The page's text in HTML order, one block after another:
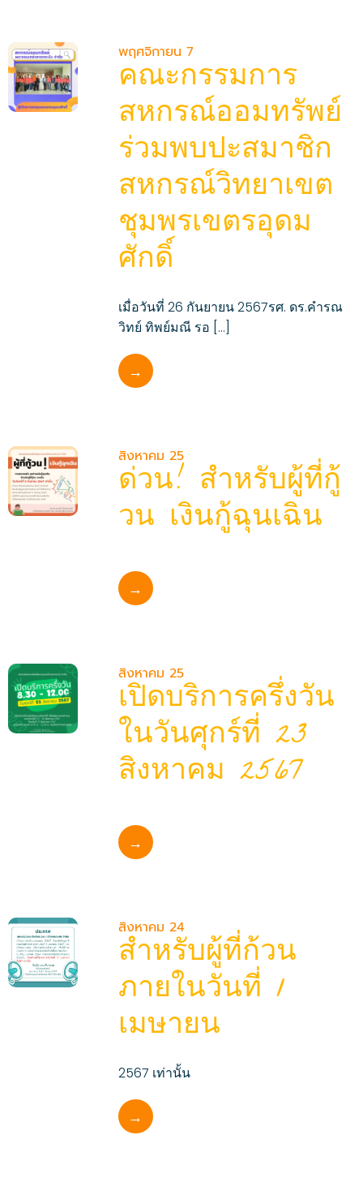
พฤศจิกายน 7
คณะกรรมการ
สหกรณ์ออมทรัพย์
ร่วมพบปะสมาชิก
สหกรณ์วิทยาเขต
ชุมพรเขตรอุดม
ศักดิ์
เมื่อวันที่ 26 กันยายน 2567รศ. ดร.คำรณ
วิทย์ ทิพย์มณี รอ […]
→
สิงหาคม 25
ด่วน! สำหรับผู้ที่กู้
วน เงินกู้ฉุนเฉิน
→
สิงหาคม 25
เปิดบริการครึ่งวัน
ในวันศุกร์ที่ 23
สิงหาคม 2567
→
สิงหาคม 24
สำหรับผู้ที่ก้วน
ภายในวันที่ 1
เมษายน
2567 เท่านั้น
→